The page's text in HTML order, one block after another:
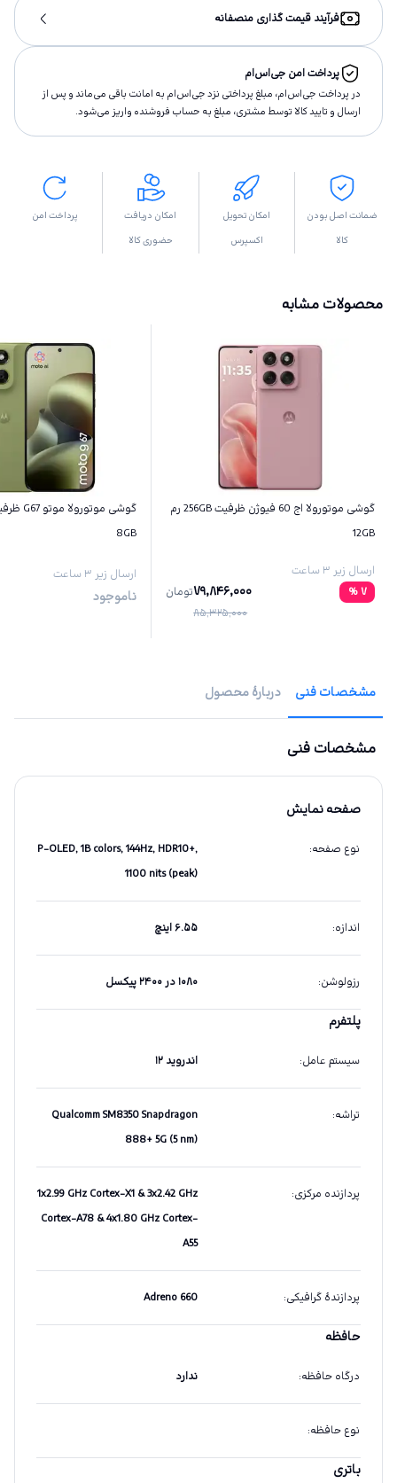
فرآیند قیمت گذاری منصفانه
پرداخت امن جی‌اس‌ام
در پرداخت جی‌اس‌ام، مبلغ پرداختى نزد جی‌اس‌ام به امانت باقى مى‌ماند و پس از
ارسال و تاييد كالا توسط مشتری، مبلغ به حساب فروشنده واريز مى‌شود.
ضمانت اصل بودن
کالا
امکان تحویل
اکسپرس
امکان دریافت
حضوری کالا
پرداخت امن
محصولات مشابه
گوشی موتورولا اج 60 فیوژن ظرفیت 256GB رم
12GB
ارسال زیر ۳ ساعت
7
%
79,846,000
85,325,000
تومان
8GB
ارسال زیر ۳ ساعت
ناموجود
مشخصات فنی دربارهٔ محصول
مشخصات فنی
صفحه نمایش
نوع صفحه:
P-OLED, 1B colors, 144Hz, HDR10+,
1100 nits (peak)
اندازه: ۶.۵۵ اینچ
رزولوشن: ۱۰۸۰ در ۲۴۰۰ پیکسل
پلتفرم
سیستم عامل: اندروید ۱۲
تراشه:
Qualcomm SM8350 Snapdragon
888+ 5G (5 nm)
پردازنده مرکزی:
1x2.99 GHz Cortex-X1 & 3x2.42 GHz
Cortex-A78 & 4x1.80 GHz Cortex-
A55
پردازندهٔ گرافیکی:
Adreno 660
حافظه
درگاه حافظه: ندارد
نوع حافظه:
باتری